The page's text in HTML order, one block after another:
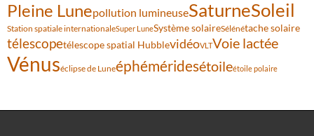
Pleine Lunepollution lumineuseSaturneSoleil
Station spatiale internationaleSuper LuneSystème solaireSélénétache solaire
télescopetélescope spatial HubblevidéoVLTVoie lactée
Vénuséclipse de Luneéphéméridesétoileétoile polaire